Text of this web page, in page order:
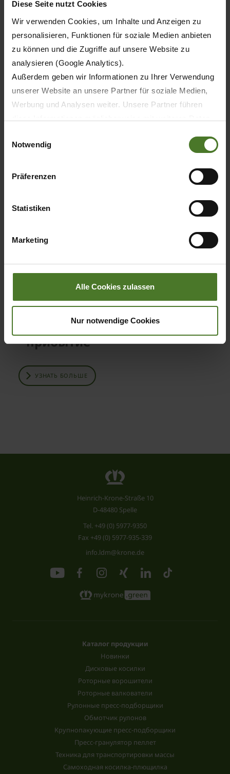
Diese Seite nutzt Cookies
Wir verwenden Cookies, um Inhalte und Anzeigen zu
personalisieren, Funktionen für soziale Medien anbieten
zu können und die Zugriffe auf unsere Website zu
analysieren (Google Analytics).
Außerdem geben wir Informationen zu Ihrer Verwendung
unserer Website an unsere Partner für soziale Medien,
Werbung und Analysen weiter. Unsere Partner führen
sie im Rahmen Ihrer Nutzung der Dienste gesammelt
Wir setzen im Rahmen des Trackings auch Dienstleister
Datenschutzbestimmungen ein, wodurch das Risiko von
behördlichen Zugriffen bzw. von Kontrollverlust bzgl.
Datenschutzhinweise
Notwendig
Präferenzen
Statistiken
Marketing
Alle Cookies zulassen
Nur notwendige Cookies
Мы готовы помочь Вам.
Сервисное обслуживание
Ваш путь к нам.
прибытие
УЗНАТЬ БОЛЬШЕ
Heinrich-Krone-Straße 10
D-48480 Spelle
Tel. +49 (0) 5977-9350
Fax +49 (0) 5977-935-339
info.ldm@krone.de
Каталог продукции
Новинки
Дисковые косилки
Роторные ворошители
Роторные валкователи
Рулонные пресс-подборщики
Обмотчик рулонов
Крупнопакующие пресс-подборщики
Пресс-гранулятор пеллет
Техника для транспортировки массы
Самоходная косилка-плющилка